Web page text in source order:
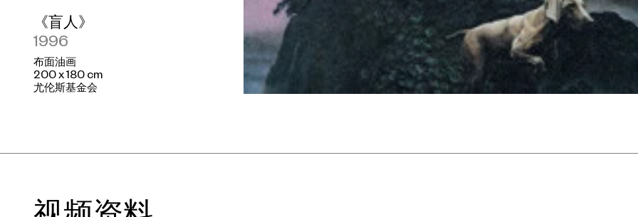
《盲人》
1996
布面油画
200 x 180 cm
尤伦斯基金会